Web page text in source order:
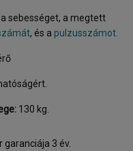
sebességet, a megtett
, és a pulzusszámot.
130 kg.
garanciája 3 év.